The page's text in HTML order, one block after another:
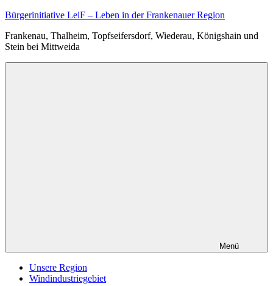
Zum
springen
Bürgerinitiative LeiF – Leben in der Frankenauer Region
Frankenau, Thalheim, Topfseifersdorf, Wiederau, Königshain und
Stein bei Mittweida
Menü
Unsere Region
Windindustriegebiet